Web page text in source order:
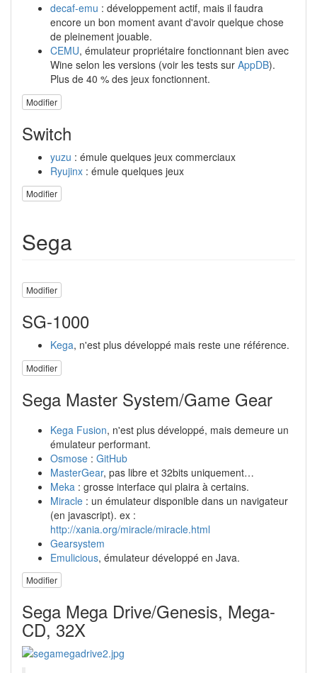
decaf-emu : développement actif, mais il faudra
encore un bon moment avant d'avoir quelque chose
de pleinement jouable.
CEMU, émulateur propriétaire fonctionnant bien avec
Wine selon les versions (voir les tests sur AppDB).
Plus de 40 % des jeux fonctionnent.
Modifier
Switch
yuzu : émule quelques jeux commerciaux
Ryujinx : émule quelques jeux
Modifier
Sega
Modifier
SG-1000
Kega, n'est plus développé mais reste une référence.
Modifier
Sega Master System/Game Gear
Kega Fusion, n'est plus développé, mais demeure un
émulateur performant.
Osmose : GitHub
MasterGear, pas libre et 32bits uniquement…
Meka : grosse interface qui plaira à certains.
Miracle : un émulateur disponible dans un navigateur
(en javascript). ex :
http://xania.org/miracle/miracle.html
Gearsystem
Emulicious, émulateur développé en Java.
Modifier
Sega Mega Drive/Genesis, Mega-
CD, 32X